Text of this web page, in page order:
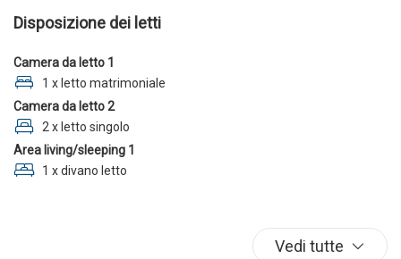
Disposizione dei letti
Camera da letto 1
1 x letto matrimoniale
Camera da letto 2
2 x letto singolo
Area living/sleeping 1
1 x divano letto
Vedi tutte